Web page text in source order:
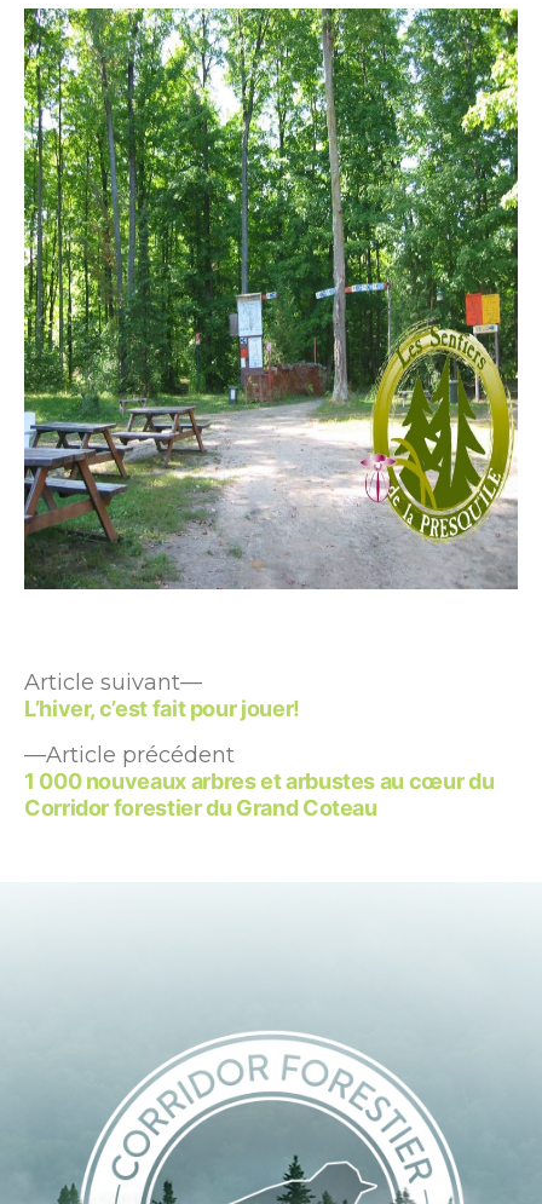
Navigation
de
l’article
Article précédent
précédent :
1 000 nouveaux arbres et arbustes au cœur du
Corridor forestier du Grand Coteau
Article suivant
Article
suivant :
L’hiver, c’est fait pour jouer!